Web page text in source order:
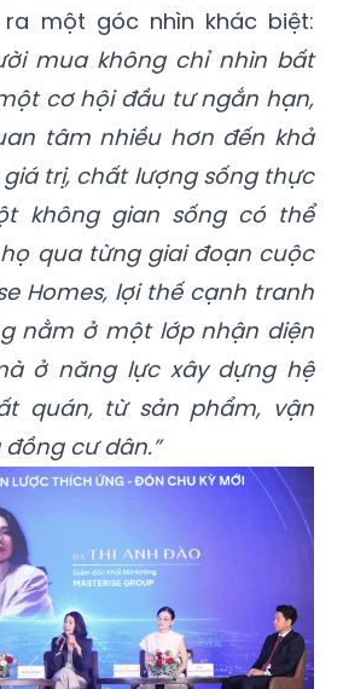
một góc nhìn khác biệt:
mua không chỉ nhìn bất
cơ hội đầu tư ngắn hạn,
tâm nhiều hơn đến khả
trị, chất lượng sống thực
không gian sống có thể
qua từng giai đoạn cuộc
Homes, lợi thế cạnh tranh
nằm ở một lớp nhận diện
ở năng lực xây dựng hệ
quán, từ sản phẩm, vận
cư dân.”